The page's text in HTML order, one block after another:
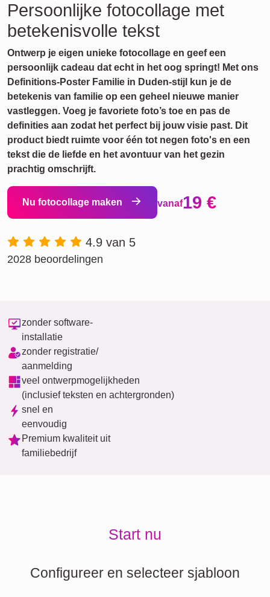
Persoonlijke fotocollage met
betekenisvolle tekst
Ontwerp je eigen unieke fotocollage en geef een
persoonlijk cadeau dat echt in het oog springt! Met ons
Definitions-Poster Familie in Duden-stijl kun je de
betekenis van familie op een geheel nieuwe manier
vastleggen. Voeg je favoriete foto’s toe en pas de
definities aan zodat het perfect bij jouw visie past. Dit
product biedt ruimte voor één tot negen foto's en een
tekst die de liefde en het avontuur van het gezin
prachtig omschrijft.
Nu fotocollage maken vanaf19 €
4.9 van 5
2028 beoordelingen
zonder software-
installatie
zonder registratie/
aanmelding
veel ontwerpmogelijkheden
(inclusief teksten en achtergronden)
snel en
eenvoudig
Premium kwaliteit uit
familiebedrijf
Start nu
Configureer en selecteer sjabloon